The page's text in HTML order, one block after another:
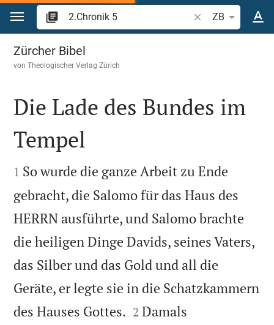
Zum Inhalt springen
Bibelstelle oder
ZB
2.Chronik 5
Zürcher Bibel
vonTheologischer Verlag Zürich

Die Lade des Bundes im
Tempel

1 So wurde die ganze Arbeit zu Ende
gebracht, die Salomo für das Haus des
HERRN ausführte, und Salomo brachte
die heiligen Dinge Davids, seines Vaters,
das Silber und das Gold und all die
Geräte, er legte sie in die Schatzkammern
des Hauses Gottes. 

2 Damals